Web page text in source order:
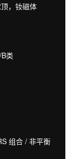
，钕磁体
类
组合 / 非平衡